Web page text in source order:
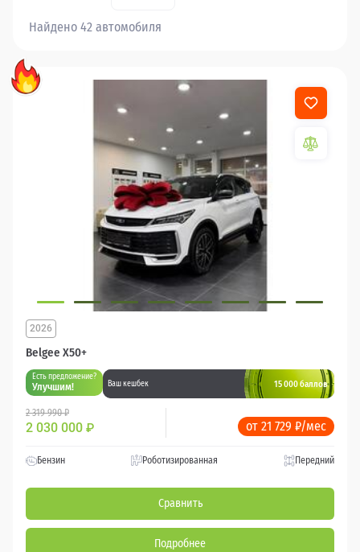
Найдено 42 автомобиля
Belgee X50+
2026
Есть предложение?
Улучшим! Ваш кешбек 15 000 баллов
2 319 990 ₽
2 030 000 ₽ от 21 729 ₽/мес
Бензин Роботизированная Передний
Сравнить
Подробнее